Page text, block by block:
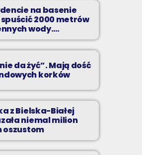
beatów.
na basenie
2000 metrów
wody.
koszty i ogromna
da żyć”. Mają dość
korków
z Bielska-Białej
niemal milion
oszustom